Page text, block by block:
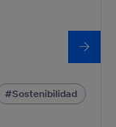
Sostenibilidad